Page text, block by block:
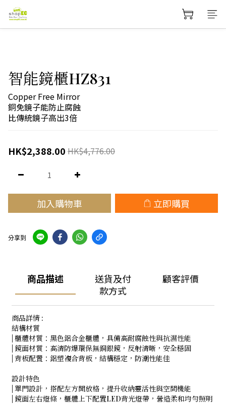
智能鏡櫃HZ831
Copper Free Mirror
銅免鏡子能防止腐蝕
比傳統鏡子高出3倍
HK$2,388.00 HK$4,776.00
加入購物車 立即購買
分享到
商品描述
送貨及付
款方式
顧客評價
商品詳情 :
結構材質
| 櫃體材質：黑色鋁合金櫃體，具備高耐腐蝕性與抗濕性能
| 鏡面材質：高清防爆環保無銅銀鏡，反射清晰，安全穩固
| 背板配置：鋁塑複合背板，結構穩定，防潮性能佳
設計特色
| 單門設計，搭配左方開放格，提升收納靈活性與空間機能
| 鏡面左右燈條，櫃體上下配置LED背光燈帶，營造柔和均勻照明